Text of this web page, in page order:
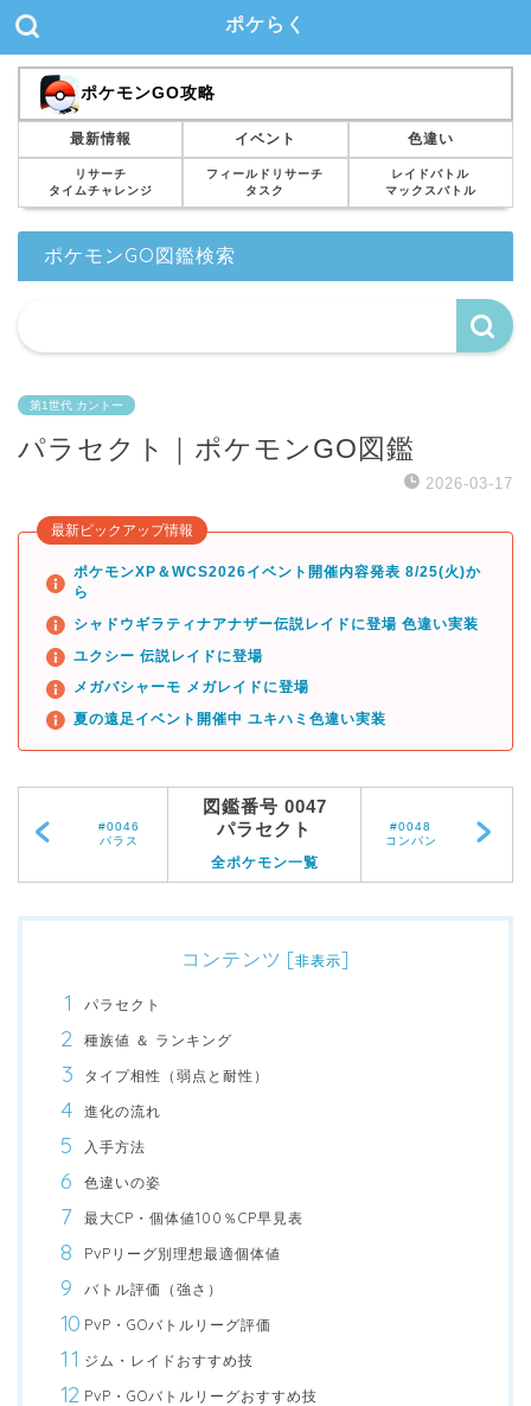
ポケらく
ポケモンGO攻略
最新情報 イベント 色違い
リサーチ
タイムチャレンジ
フィールドリサーチ
タスク
レイドバトル
マックスバトル
ポケモンGO図鑑検索
第1世代 カントー
パラセクト｜ポケモンGO図鑑
2026-03-17
最新ピックアップ情報
ポケモンXP＆WCS2026イベント開催内容発表 8/25(火)か
ら
シャドウギラティナアナザー伝説レイドに登場 色違い実装
ユクシー 伝説レイドに登場
メガバシャーモ メガレイドに登場
夏の遠足イベント開催中 ユキハミ色違い実装
#0046
パラス
図鑑番号 0047
パラセクト
全ポケモン一覧
#0048
コンパン
コンテンツ [非表示]
パラセクト
種族値 ＆ ランキング
タイプ相性（弱点と耐性）
進化の流れ
入手方法
色違いの姿
最大CP・個体値100％CP早見表
PvPリーグ別理想最適個体値
バトル評価（強さ）
PvP・GOバトルリーグ評価
ジム・レイドおすすめ技
PvP・GOバトルリーグおすすめ技